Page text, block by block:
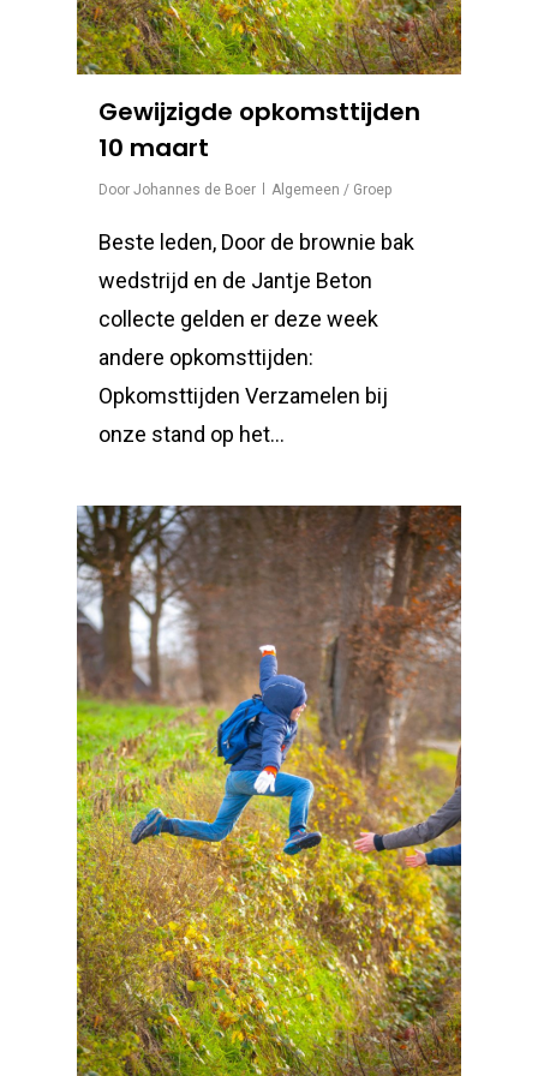
Gewijzigde opkomsttijden
10 maart
Door Johannes de Boer Algemeen / Groep
Beste leden, Door de brownie bak
wedstrijd en de Jantje Beton
collecte gelden er deze week
andere opkomsttijden:
Opkomsttijden Verzamelen bij
onze stand op het…